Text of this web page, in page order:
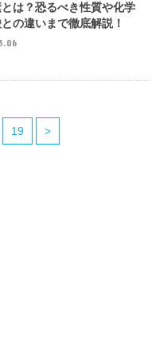
は？恐るべき性質や化学
の違いまで徹底解説！
19 >